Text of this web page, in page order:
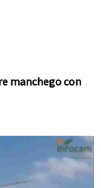
manchego con